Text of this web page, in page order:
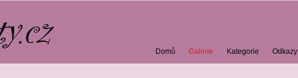
Odkazy
Kategorie
Galerie
Domů